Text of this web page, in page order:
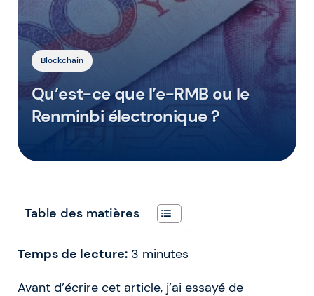
Blockchain
Qu’est-ce que l’e-RMB ou le
Renminbi électronique ?
Table des matières
Temps de lecture: 3 minutes
Avant d’écrire cet article, j’ai essayé de